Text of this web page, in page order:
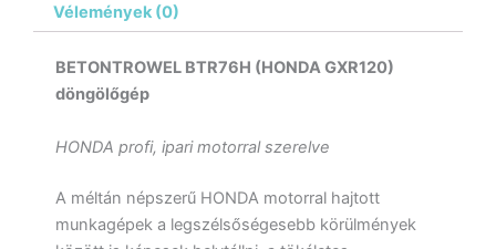
Vélemények (0)
BETONTROWEL BTR76H (HONDA GXR120)
döngölőgép
HONDA profi, ipari motorral szerelve
A méltán népszerű HONDA motorral hajtott
munkagépek a legszélsőségesebb körülmények